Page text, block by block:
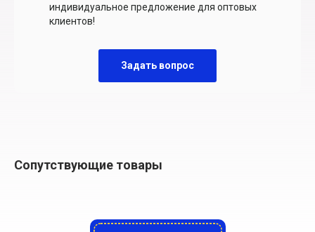
индивидуальное предложение для оптовых
клиентов!
Задать вопрос
Сопутствующие товары